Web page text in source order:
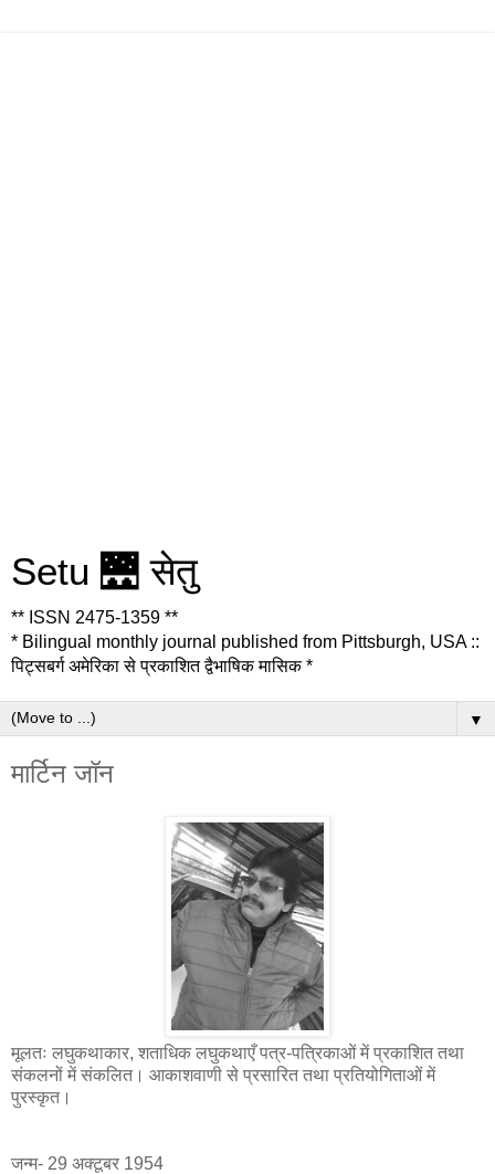
Setu 🌉 सेतु
** ISSN 2475-1359 **
* Bilingual monthly journal published from Pittsburgh, USA ::
पिट्सबर्ग अमेरिका से प्रकाशित द्वैभाषिक मासिक *
▼
मार्टिन जॉन
मूलतः लघुकथाकार, शताधिक लघुकथाएँ पत्र-पत्रिकाओं में प्रकाशित तथा
संकलनों में संकलित। आकाशवाणी से प्रसारित तथा प्रतियोगिताओं में
पुरस्कृत।
जन्म- 29 अक्टूबर 1954